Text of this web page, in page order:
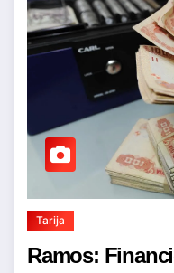
Tarija
Ramos: